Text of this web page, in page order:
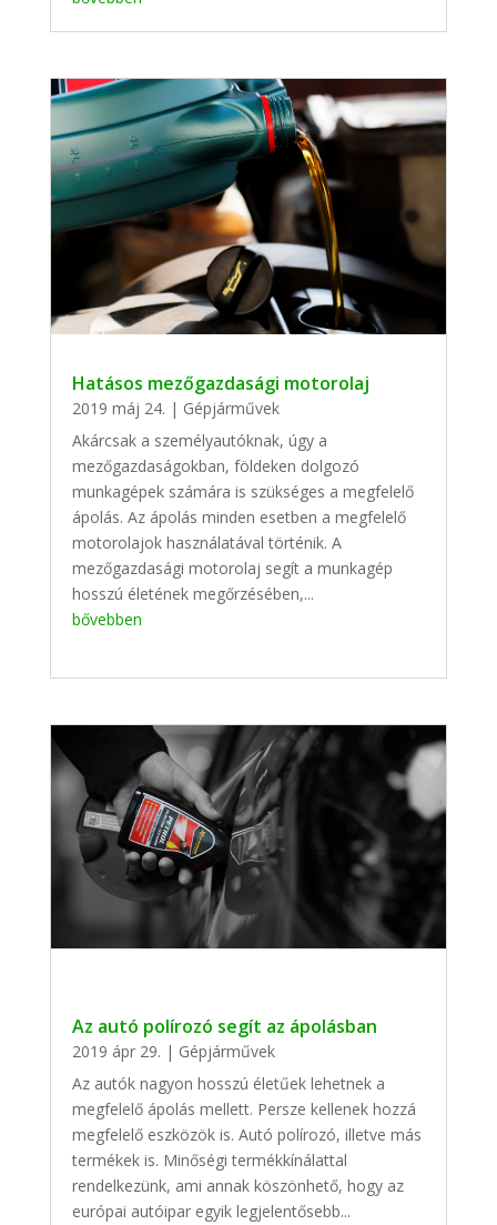
Hatásos mezőgazdasági motorolaj
2019 máj 24. | Gépjárművek
Akárcsak a személyautóknak, úgy a
mezőgazdaságokban, földeken dolgozó
munkagépek számára is szükséges a megfelelő
ápolás. Az ápolás minden esetben a megfelelő
motorolajok használatával történik. A
mezőgazdasági motorolaj segít a munkagép
hosszú életének megőrzésében,...
bővebben
Az autó polírozó segít az ápolásban
2019 ápr 29. | Gépjárművek
Az autók nagyon hosszú életűek lehetnek a
megfelelő ápolás mellett. Persze kellenek hozzá
megfelelő eszközök is. Autó polírozó, illetve más
termékek is. Minőségi termékkínálattal
rendelkezünk, ami annak köszönhető, hogy az
európai autóipar egyik legjelentősebb...